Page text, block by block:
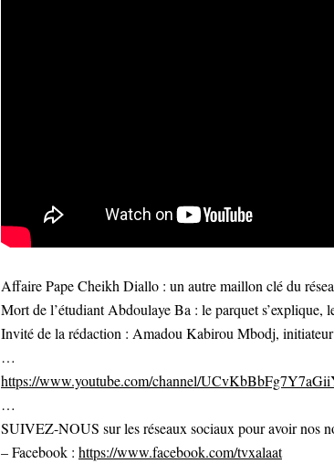
Affaire Pape Cheikh Diallo : un autre maillon clé du
Mort de l’étudiant Abdoulaye Ba : le parquet s’explique,
Invité de la rédaction : Amadou Kabirou Mbodj, initiateur
…
https://www.youtube.com/channel/
…
SUIVEZ-NOUS sur les réseaux sociaux pour avoir nos
– Facebook : https://www.facebook.com/tvxalaat